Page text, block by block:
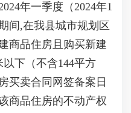
年一季度（2024年1
间,在我县城市规划区
商品住房且购买新建
下（不含144平方
买卖合同网签备案日
商品住房的不动产权